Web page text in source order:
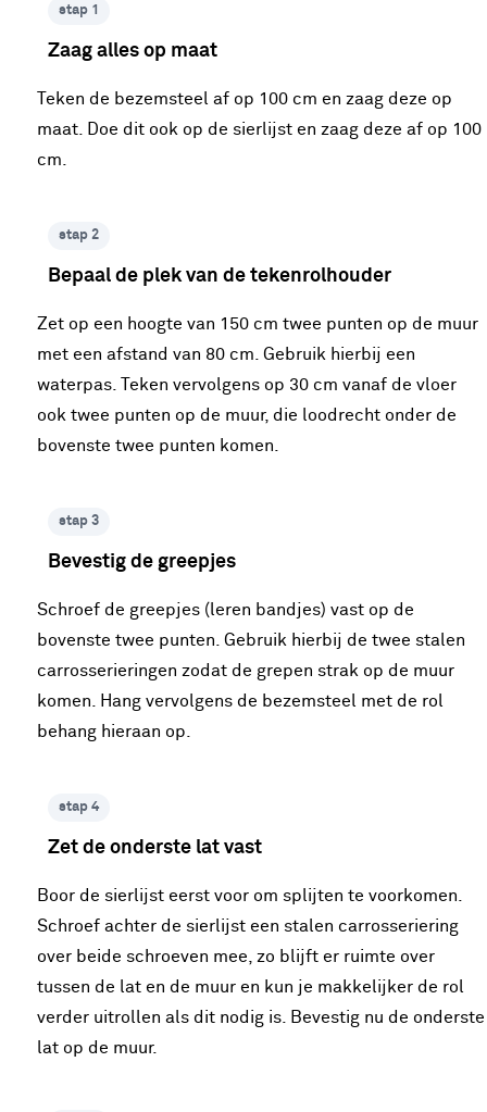
stap 1
Zaag alles op maat
Teken de bezemsteel af op 100 cm en zaag deze op
maat. Doe dit ook op de sierlijst en zaag deze af op 100
cm.
stap 2
Bepaal de plek van de tekenrolhouder
Zet op een hoogte van 150 cm twee punten op de muur
met een afstand van 80 cm. Gebruik hierbij een
waterpas. Teken vervolgens op 30 cm vanaf de vloer
ook twee punten op de muur, die loodrecht onder de
bovenste twee punten komen.
stap 3
Bevestig de greepjes
Schroef de greepjes (leren bandjes) vast op de
bovenste twee punten. Gebruik hierbij de twee stalen
carrosserieringen zodat de grepen strak op de muur
komen. Hang vervolgens de bezemsteel met de rol
behang hieraan op.
stap 4
Zet de onderste lat vast
Boor de sierlijst eerst voor om splijten te voorkomen.
Schroef achter de sierlijst een stalen carrosseriering
over beide schroeven mee, zo blijft er ruimte over
tussen de lat en de muur en kun je makkelijker de rol
verder uitrollen als dit nodig is. Bevestig nu de onderste
lat op de muur.